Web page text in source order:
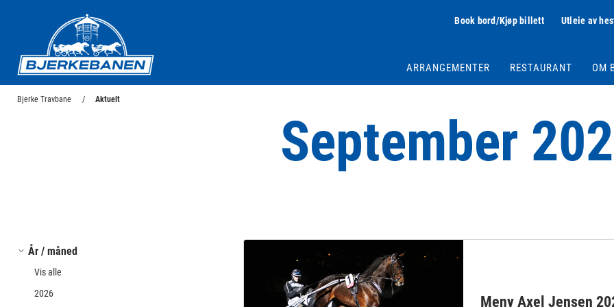
Book bord/Kjøp billett Utleie av
ARRANGEMENTER RESTAURANT OM
Bjerke Travbane Aktuelt
September
År / måned
Vis alle
2026
Meny Axel Jensen